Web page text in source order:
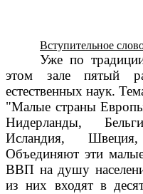
Вступительное
Уже по
этом зале пятый
естественных наук.
"Малые страны
Нидерланды,
Исландия,
Объединяют эти
ВВП на душу
из них входят в